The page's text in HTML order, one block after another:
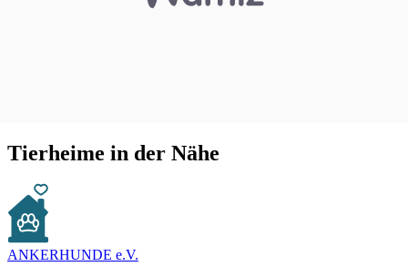
Tierheime in der Nähe
ANKERHUNDE e.V.